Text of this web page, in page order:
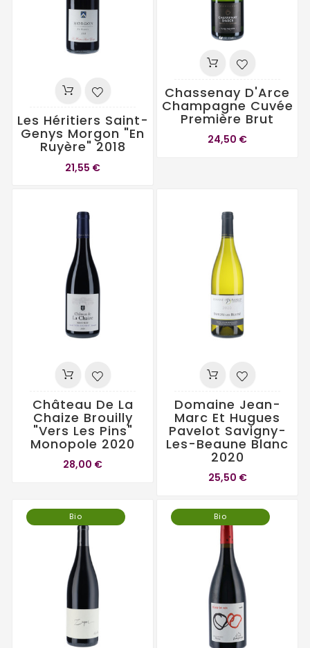
Les Héritiers Saint-
Genys Morgon "En
Ruyère" 2018
21,55 €
Chassenay D'Arce
Champagne Cuvée
Première Brut
24,50 €
Château De La
Chaize Brouilly
"Vers Les Pins"
Monopole 2020
28,00 €
Domaine Jean-
Marc Et Hugues
Pavelot Savigny-
Les-Beaune Blanc
2020
25,50 €
Bio Bio